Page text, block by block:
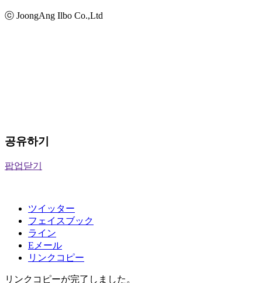
ⓒ JoongAng Ilbo Co.,Ltd
공유하기
팝업닫기
ツイッター
フェイスブック
ライン
Eメール
リンクコピー
リンクコピーが完了しました。